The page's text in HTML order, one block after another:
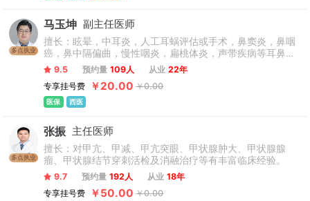
多点执业
马玉坤 副主任医师
擅长：眩晕，中耳炎，人工耳蜗评估或手术，鼻窦炎，鼻咽
癌，鼻中隔偏曲，慢性咽炎，扁桃体炎，声带疾病等耳鼻喉
科常见病常见病和多发病诊治，熟练开展耳鼻喉科常规手
术。
9.5 预约量 109人 从业 22年
专享挂号费
￥20.00 ￥0.00
医保 西医
多点执业
张振 主任医师
擅长：对甲亢、甲减、甲亢突眼、甲状腺肿大、甲状腺腺
瘤、甲状腺结节穿刺活检及消融治疗等有丰富临床经验。
9.7 预约量 192人 从业 18年
专享挂号费
￥50.00 ￥0.00